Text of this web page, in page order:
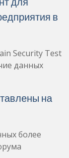
в
Security Test
данных
на
более